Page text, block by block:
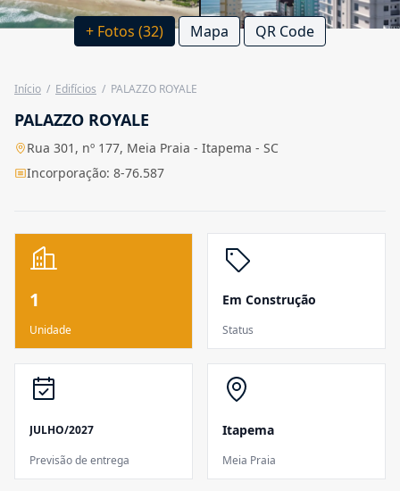
+ Fotos (32) Mapa QR Code
Início / Edifícios / PALAZZO ROYALE
PALAZZO ROYALE
Rua 301, nº 177, Meia Praia - Itapema - SC
Incorporação: 8-76.587
1
Unidade
Em Construção
Status
JULHO/2027
Previsão de entrega
Itapema
Meia Praia